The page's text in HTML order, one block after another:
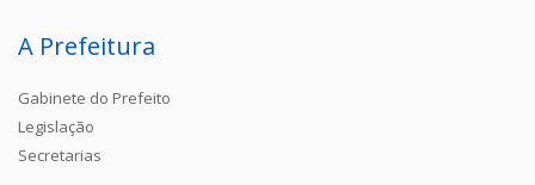
A Prefeitura
Gabinete do Prefeito
Legislação
Secretarias